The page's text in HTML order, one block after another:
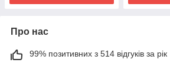
Про нас
99% позитивних з 514 відгуків за рік